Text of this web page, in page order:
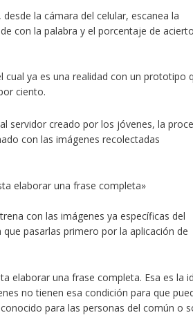
la cámara del celular, escanea la
con la palabra y el porcentaje de acierto
cual ya es una realidad con un prototipo
ciento.
servidor creado por los jóvenes, la
con las imágenes recolectadas
elaborar una frase completa»
con las imágenes ya específicas del
pasarlas primero por la aplicación de
elaborar una frase completa. Esa es la
no tienen esa condición para que
para las personas del común o